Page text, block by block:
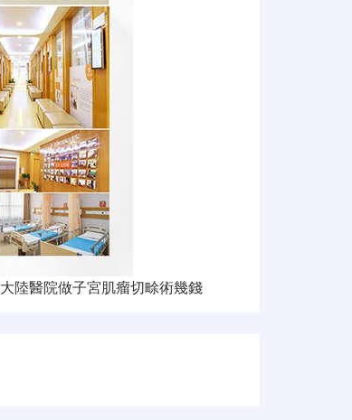
大陸醫院做子宮肌瘤切畭術幾錢